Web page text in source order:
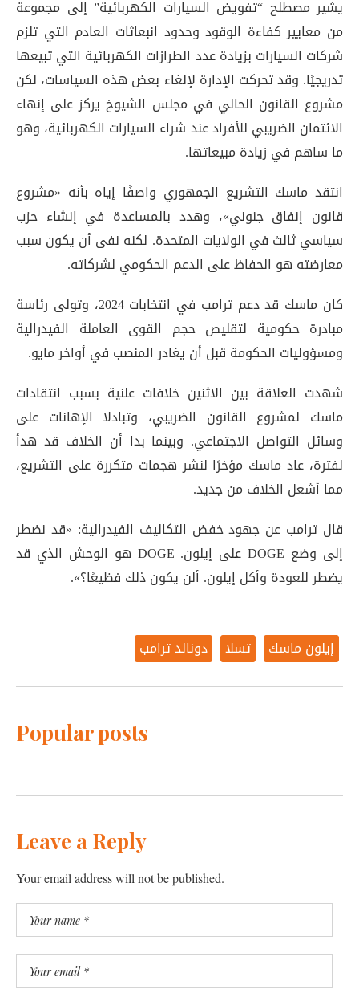
يشير مصطلح “تفويض السيارات الكهربائية” إلى مجموعة
من معايير كفاءة الوقود وحدود انبعاثات العادم التي تلزم
شركات السيارات بزيادة عدد الطرازات الكهربائية التي تبيعها
تدريجيًا. وقد تحركت الإدارة لإلغاء بعض هذه السياسات، لكن
مشروع القانون الحالي في مجلس الشيوخ يركز على إنهاء
الائتمان الضريبي للأفراد عند شراء السيارات الكهربائية، وهو
ما ساهم في زيادة مبيعاتها.
انتقد ماسك التشريع الجمهوري واصفًا إياه بأنه «مشروع
قانون إنفاق جنوني»، وهدد بالمساعدة في إنشاء حزب
سياسي ثالث في الولايات المتحدة. لكنه نفى أن يكون سبب
معارضته هو الحفاظ على الدعم الحكومي لشركاته.
كان ماسك قد دعم ترامب في انتخابات 2024، وتولى رئاسة
مبادرة حكومية لتقليص حجم القوى العاملة الفيدرالية
ومسؤوليات الحكومة قبل أن يغادر المنصب في أواخر مايو.
شهدت العلاقة بين الاثنين خلافات علنية بسبب انتقادات
ماسك لمشروع القانون الضريبي، وتبادلا الإهانات على
وسائل التواصل الاجتماعي. وبينما بدا أن الخلاف قد هدأ
لفترة، عاد ماسك مؤخرًا لنشر هجمات متكررة على التشريع،
مما أشعل الخلاف من جديد.
قال ترامب عن جهود خفض التكاليف الفيدرالية: «قد نضطر
إلى وضع DOGE على إيلون. DOGE هو الوحش الذي قد
يضطر للعودة وأكل إيلون. ألن يكون ذلك فظيعًا؟».
إيلون ماسك تسلا دونالد ترامب
Popular posts
Leave a Reply
Your email address will not be published.